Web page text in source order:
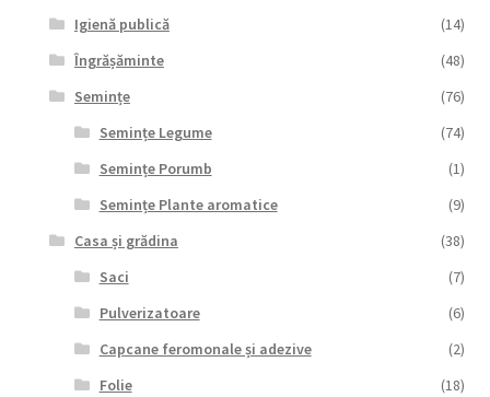
Igienă publică
(14)
Îngrășăminte
(48)
Semințe
(76)
Semințe Legume
(74)
Semințe Porumb
(1)
Semințe Plante aromatice
(9)
Casa și grădina
(38)
Saci
(7)
Pulverizatoare
(6)
Capcane feromonale și adezive
(2)
Folie
(18)